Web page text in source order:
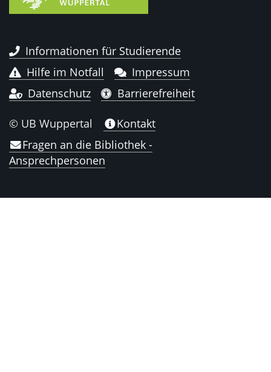
Informationen für Studierende
Hilfe im Notfall
Impressum
Datenschutz
Barrierefreiheit
© UB Wuppertal
Kontakt
Fragen an die Bibliothek -
Ansprechpersonen